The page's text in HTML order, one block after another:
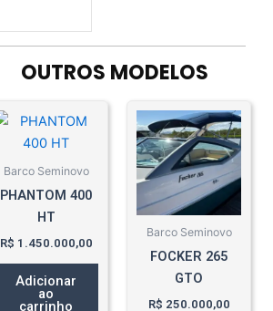
OUTROS MODELOS
Barco Seminovo
PHANTOM 400
HT
R$ 1.450.000,00
Adicionar
ao
carrinho
Barco Seminovo
FOCKER 265
GTO
R$ 250.000,00